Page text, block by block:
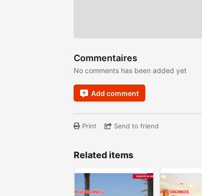
Commentaires
No comments has been added yet
Add comment
Print Send to friend
Related items